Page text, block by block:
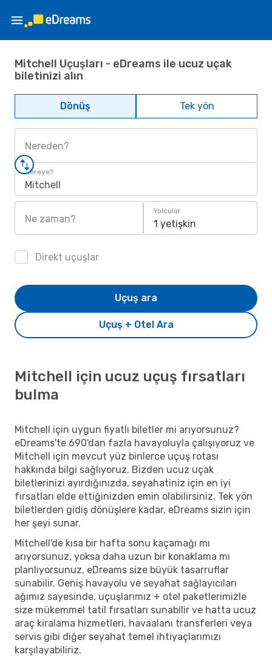
Mitchell Uçuşları - eDreams ile ucuz uçak
biletinizi alın
Dönüş Tek yön
Nereden?
Nereye?
Mitchell
Ne zaman?
Yolcular
1 yetişkin
Direkt uçuşlar
Uçuş + Otel Ara
Uçuş ara
Mitchell için ucuz uçuş fırsatları
bulma
Mitchell için uygun fiyatlı biletler mi arıyorsunuz?
eDreams'te 690'dan fazla havayoluyla çalışıyoruz ve
Mitchell için mevcut yüz binlerce uçuş rotası
hakkında bilgi sağlıyoruz. Bizden ucuz uçak
biletlerinizi ayırdığınızda, seyahatiniz için en iyi
fırsatları elde ettiğinizden emin olabilirsiniz. Tek yön
biletlerden gidiş dönüşlere kadar, eDreams sizin için
her şeyi sunar.
Mitchell'de kısa bir hafta sonu kaçamağı mı
arıyorsunuz, yoksa daha uzun bir konaklama mı
planlıyorsunuz, eDreams size büyük tasarruflar
sunabilir. Geniş havayolu ve seyahat sağlayıcıları
ağımız sayesinde, uçuşlarımız + otel paketlerimizle
size mükemmel tatil fırsatları sunabilir ve hatta ucuz
araç kiralama hizmetleri, havaalanı transferleri veya
servis gibi diğer seyahat temel ihtiyaçlarımızı
karşılayabiliriz.